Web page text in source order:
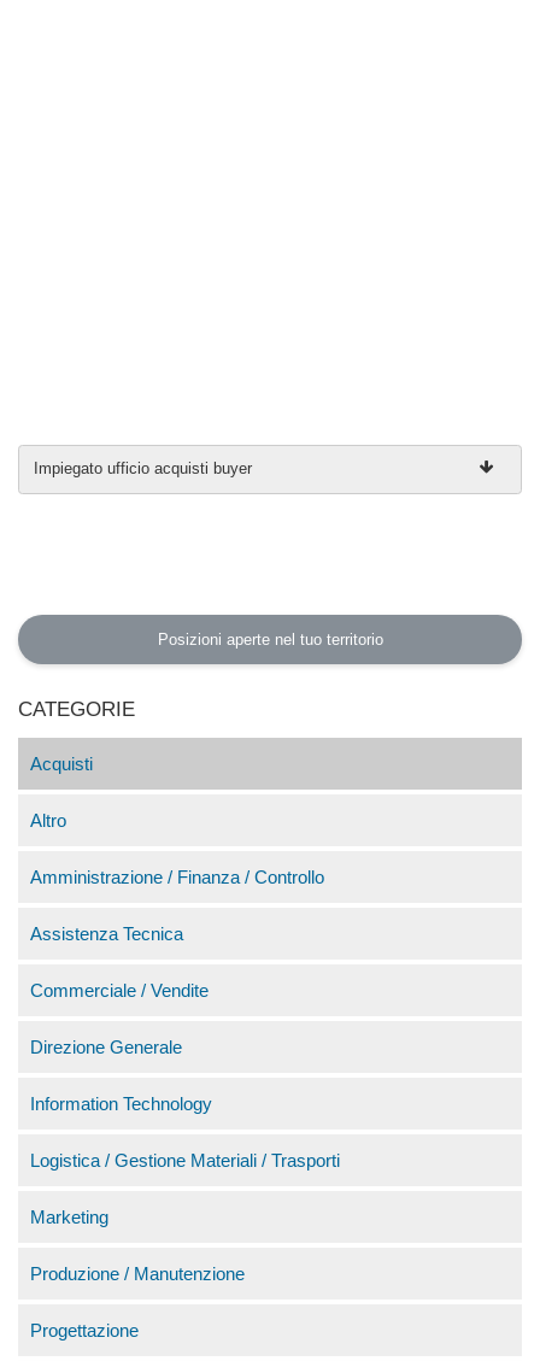
Impiegato ufficio acquisti buyer
Posizioni aperte nel tuo territorio
CATEGORIE
Acquisti
Altro
Amministrazione / Finanza / Controllo
Assistenza Tecnica
Commerciale / Vendite
Direzione Generale
Information Technology
Logistica / Gestione Materiali / Trasporti
Marketing
Produzione / Manutenzione
Progettazione